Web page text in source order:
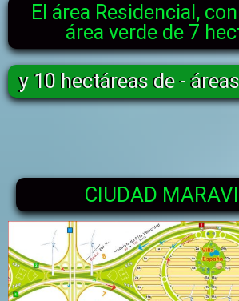
El área Residencial,
área verde de 7
y 10 hectáreas de -
CIUDAD